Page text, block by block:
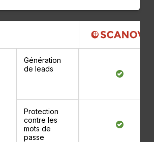
Génération
de leads
Protection
contre les
mots de
passe